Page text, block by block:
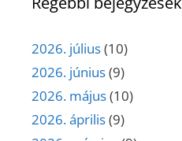
2026. július(10)
2026. június(9)
2026. május(10)
2026. április(9)